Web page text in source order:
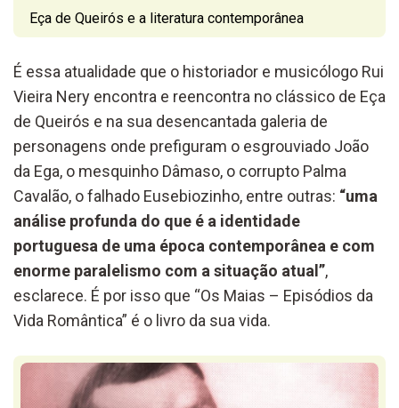
Eça de Queirós e a literatura contemporânea
É essa atualidade que o historiador e musicólogo Rui
Vieira Nery encontra e reencontra no clássico de Eça
de Queirós e na sua desencantada galeria de
personagens onde prefiguram o esgrouviado João
da Ega, o mesquinho Dâmaso, o corrupto Palma
Cavalão, o falhado Eusebiozinho, entre outras: “uma
análise profunda do que é a identidade
portuguesa de uma época contemporânea e com
enorme paralelismo com a situação atual”,
esclarece. É por isso que “Os Maias – Episódios da
Vida Romântica” é o livro da sua vida.